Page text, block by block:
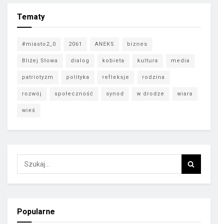
Tematy
#miasto2_0 2061 ANEKS biznes
Bliżej Słowa dialog kobieta kultura media
patriotyzm polityka refleksje rodzina
rozwój społeczność synod w drodze wiara
wieś
Popularne